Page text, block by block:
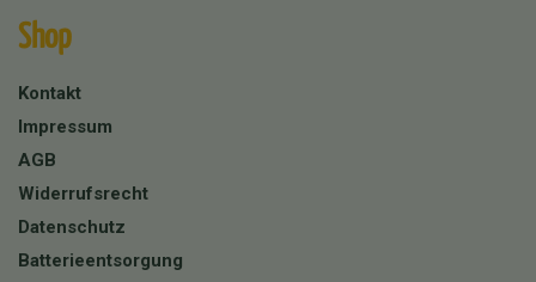
Shop
Kontakt
Impressum
AGB
Widerrufsrecht
Datenschutz
Batterieentsorgung